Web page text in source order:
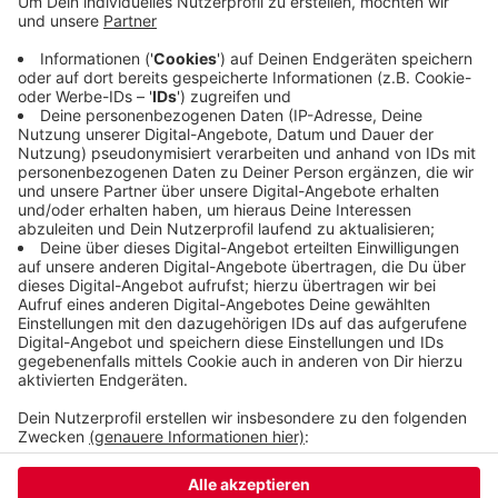
auf dem Werth eingeschaltet. Bis zum nächsten
März leuchten sie. Es werden ausschließlich LED-
Lampen genutzt, um den Energieverbrauch im
Vergleich zu 2021 zu halbieren, teilt die ISG
Barmen mit.
Veröffentlicht:Donnerstag, 06.10.2022 12:15
Anzeige
Anzeige